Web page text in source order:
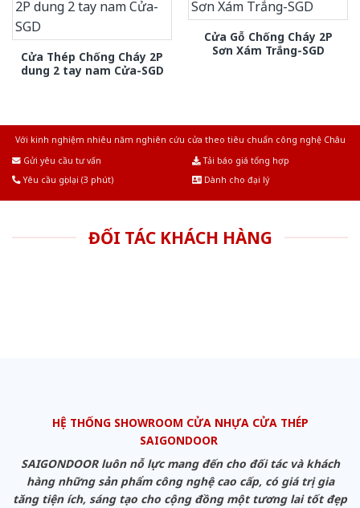
Cửa Thép Chống Cháy 2P
dung 2 tay nam Cửa-SGD
Cửa Gỗ Chống Cháy 2P
Sơn Xám Trắng-SGD
Với kinh nghiệm nhiêu năm nghiên cứu cửa theo tiêu chuẩn công nghệ Châu
Gửi yêu cầu tư vấn
Tải báo giá tổng hợp
Yêu cầu gọi lại (3 phút)
Dành cho đại lý
ĐỐI TÁC KHÁCH HÀNG
HỆ THỐNG SHOWROOM CỬA NHỰA CỬA THÉP
SAIGONDOOR
SAIGONDOOR luôn nỗ lực mang đến cho đối tác và khách
hàng những sản phẩm công nghệ cao cấp, có giá trị gia
tăng tiện ích, sáng tạo cho cộng đồng một tương lai tốt đẹp